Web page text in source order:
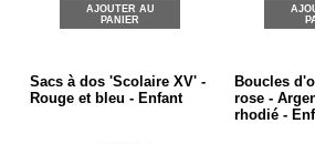
AJOUTER AU
PANIER
Sacs à dos 'Scolaire XV' -
Rouge et bleu - Enfant
Boucles
rose -
rhodié -